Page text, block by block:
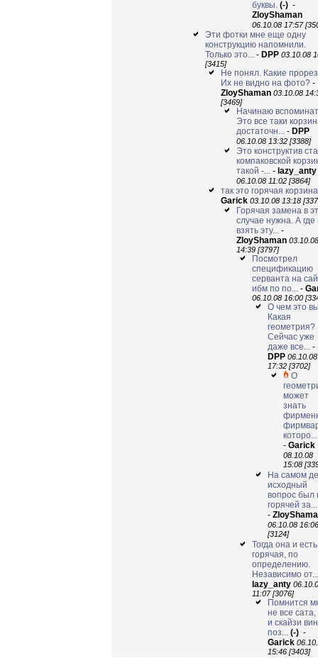
буквы. (-) -
ZloyShaman
06.10.08 17:57
Эти фотки мне еще одну
конструкцию напомнили.
Только это... - DPP 03.10.08
[3415]
Не понял. Какие
Их не видно на фото? -
ZloyShaman 03.10.08
[3469]
Начинаю
Это все таки
достаточн... - DPP
06.10.08 13:32 [3388]
Это конструктив
компаковской
такой -... - lazy_anty
06.10.08 11:02 [3864]
так это горячая
Garick 03.10.08 13:18
Горячая замена в
случае нужна. А
взять эту... -
ZloyShaman 03.10.08
14:39 [3797]
Посмотрел
спецификацию
серванта на
ибм по по... -
06.10.08 16:00
О чем это
Какая
геометрия?
Сейчас уже
даже все... -
DPP 06.10.08
17:32 [3702]
О
может
знать
которо...
- Garick
08.10.08
15:08
На самом
исходный
вопрос был
горячей за...
-
06.10.08 16:06
[3124]
Тогда она и есть
горячая, по
определению.
Независимо от...
lazy_anty
11:07 [3076]
Помнится
не все сата,
и скайзи
поз... (-) -
Garick
15:46 [3403]